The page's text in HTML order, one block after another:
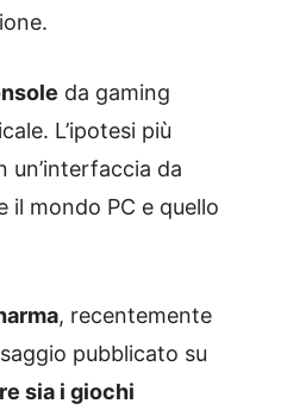
da gaming
L’ipotesi più
un’interfaccia da
il mondo PC e quello
, recentemente
pubblicato su
sia i giochi